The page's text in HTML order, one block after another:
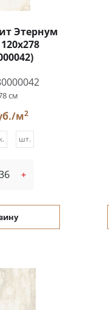
Этернум
см
м2
шт.
+